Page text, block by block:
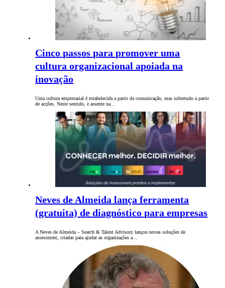
Cinco passos para promover uma
cultura organizacional apoiada na
inovação
Uma cultura empresarial é estabelecida a partir da comunicação, mas sobretudo a partir
de acções. Neste sentido, e assente na…
Neves de Almeida lança ferramenta
(gratuita) de diagnóstico para empresas
A Neves de Almeida – Search & Talent Advisory lançou novas soluções de
assessment, criadas para ajudar as organizações a…